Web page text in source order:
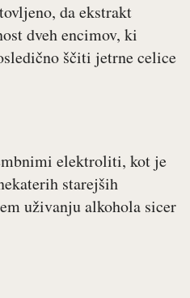
da ekstrakt
dveh encimov, ki
ščiti jetrne celice
elektroliti, kot je
starejših
uživanju alkohola sicer